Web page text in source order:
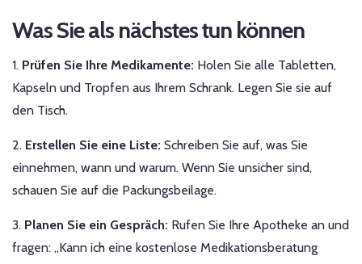
Was Sie als nächstes tun können
1. Prüfen Sie Ihre Medikamente: Holen Sie alle Tabletten,
Kapseln und Tropfen aus Ihrem Schrank. Legen Sie sie auf
den Tisch.
2. Erstellen Sie eine Liste: Schreiben Sie auf, was Sie
einnehmen, wann und warum. Wenn Sie unsicher sind,
schauen Sie auf die Packungsbeilage.
3. Planen Sie ein Gespräch: Rufen Sie Ihre Apotheke an und
fragen: „Kann ich eine kostenlose Medikationsberatung